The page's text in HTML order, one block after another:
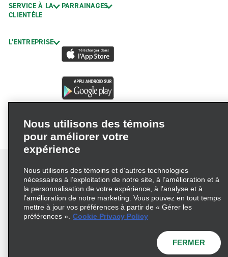
SERVICE À LA
CLIENTÈLE
L’ENTREPRISE
PARRAINAGES
Conditions d’utilisation
Politique de confidentialité
Politique sur les fichiers témoins
Nous utilisons des témoins
pour améliorer votre
expérience
Nous utilisons des témoins et d’autres technologies
nécessaires à l’exploitation de notre site, à l’amélioration et à
la personnalisation de votre expérience, à l’analyse et à
l’amélioration de notre marketing. Vous pouvez en tout temps
mettre à jour vos préférences à partir de « Gérer les
préférences ». Cookie Privacy Policy
FERMER